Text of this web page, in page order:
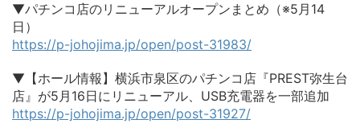
▼パチンコ店のリニューアルオープンまとめ（※5月14
日）
https://p-johojima.jp/open/post-31983/
▼【ホール情報】横浜市泉区のパチンコ店『PREST弥生台
店』が5月16日にリニューアル、USB充電器を一部追加
https://p-johojima.jp/open/post-31927/